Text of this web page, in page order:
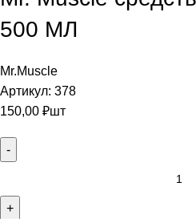
500 МЛ
Mr.Muscle
Артикул: 378
150,00 ₽шт